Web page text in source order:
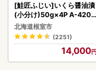
[鮭匠ふじい]いくら醤油漬
(小分け)50g×4P A-4209
5
北海道根室市
(2251)
14,000